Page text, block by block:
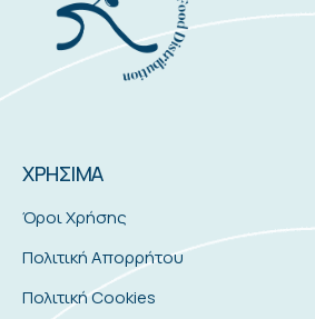
ΧΡΗΣΙΜΑ
Όροι Χρήσης
Πολιτική Απορρήτου
Πολιτική Cookies